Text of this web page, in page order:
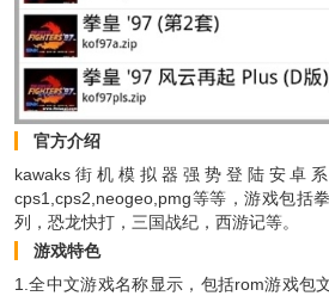
官方介绍
kawaks街机模拟器强势登陆安卓
cps1,cps2,neogeo,pmg等等，游戏包括
列，恐龙快打，三国战纪，西游记等。
游戏特色
1.全中文游戏名称显示，包括rom游戏包